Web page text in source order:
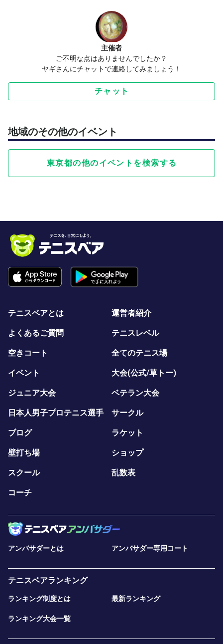
主催者
ご不明な点はありませんでしたか？
ヤギさんにチャットで連絡してみましょう！
チャット
地域のその他のイベント
東京都の他のイベントを検索する
テニスベアとは 運営者紹介
よくあるご質問 テニスレベル
空きコート 全てのテニス場
イベント 大会(公式/草トー)
ジュニア大会 ベテラン大会
日本人男子プロテニス選手 サークル
ブログ ラケット
壁打ち場 ショップ
スクール 乱数表
コーチ
アンバサダーとは アンバサダー専用コート
テニスベアランキング
ランキング制度とは 最新ランキング
ランキング大会一覧